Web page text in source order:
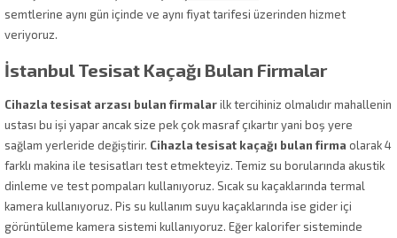
semtlerine aynı gün içinde ve aynı fiyat tarifesi üzerinden hizmet
veriyoruz.
İstanbul Tesisat Kaçağı Bulan Firmalar
Cihazla tesisat arzası bulan firmalarilk tercihiniz olmalıdır mahallenin
ustası bu işi yapar ancak size pek çok masraf çıkartır yani boş yere
sağlam yerleride değiştirir. Cihazla tesisat kaçağı bulan firma olarak 4
farklı makina ile tesisatları test etmekteyiz. Temiz su borularında akustik
dinleme ve test pompaları kullanıyoruz. Sıcak su kaçaklarında termal
kamera kullanıyoruz. Pis su kullanım suyu kaçaklarında ise gider içi
görüntüleme kamera sistemi kullanıyoruz. Eğer kalorifer sisteminde